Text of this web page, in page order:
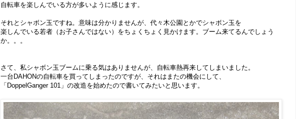
自転車を楽しんでいる方が多いように感じます。
それとシャボン玉ですね。意味は分かりませんが、代々木公園とかでシャボン玉を
楽しんでいる若者（お子さんではない）をちょくちょく見かけます。ブーム来てるんでしょう
か。。。
さて、私シャボン玉ブームに乗る気はありませんが、自転車熱再来してしまいました。
一台DAHONの自転車を買ってしまったのですが、それはまたの機会にして、
「DoppelGanger 101」の改造を始めたので書いてみたいと思います。